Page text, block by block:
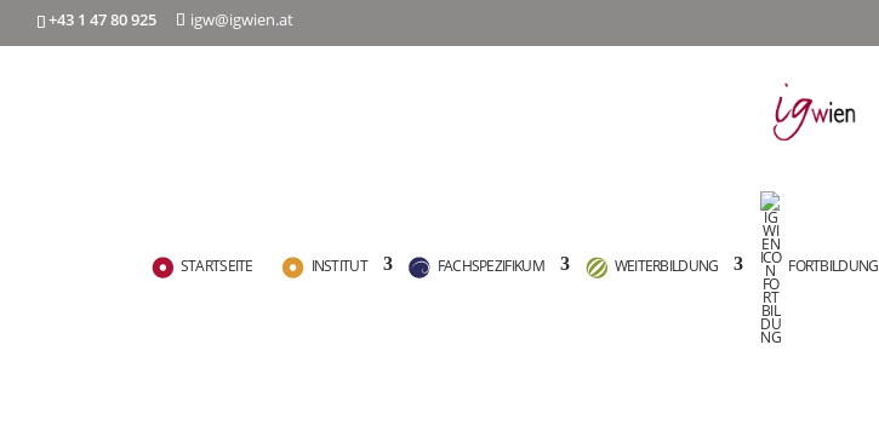
+43 1 47 80 925 igw@igwien.at
STARTSEITE INSTITUT FACHSPEZIFIKUM WEITERBILDUNG FORTBILDUNG